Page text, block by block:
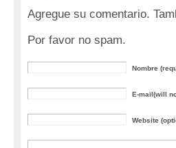
Agregue su comentario.
Por favor no spam.
Nombre
E-mail(will
Website